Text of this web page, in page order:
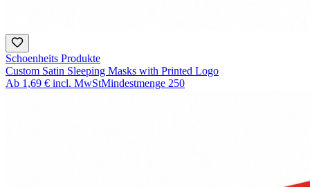
Schoenheits Produkte
Custom Satin Sleeping Masks with Printed Logo
Ab 1,69 € incl. MwStMindestmenge 250